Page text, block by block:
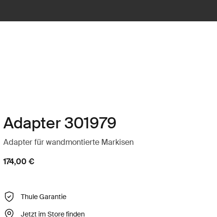
Adapter 301979
Adapter für wandmontierte Markisen
174,00 €
Thule Garantie
Jetzt im Store finden